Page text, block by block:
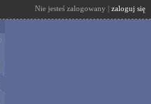
Nie jesteś zalogowany | zaloguj się